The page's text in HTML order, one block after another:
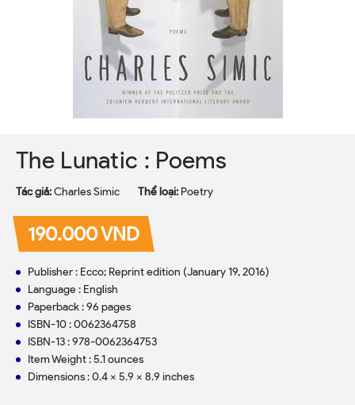
The Lunatic : Poems
Tác giả:Charles Simic Thể loại: Poetry
190.000 VND
Publisher : Ecco; Reprint edition (January 19, 2016)
Language : English
Paperback : 96 pages
ISBN-10 : 0062364758
ISBN-13 : 978-0062364753
Item Weight : 5.1 ounces
Dimensions : 0.4 x 5.9 x 8.9 inches